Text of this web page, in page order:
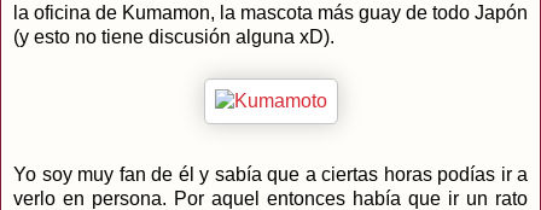
la oficina de Kumamon, la mascota más guay de todo Japón
(y esto no tiene discusión alguna xD).
Yo soy muy fan de él y sabía que a ciertas horas podías ir a
verlo en persona. Por aquel entonces había que ir un rato